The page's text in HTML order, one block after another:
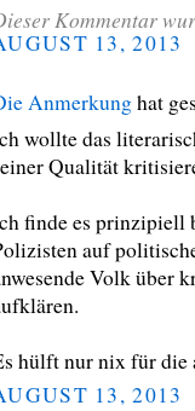
Kommentar
13, 2013
Anmerkunghat
wollte das
Qualität
finde es prinzipiell
auf
Volk über
hülft nur nix für die
13, 2013